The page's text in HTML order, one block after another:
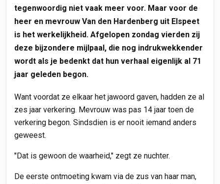
tegenwoordig niet vaak meer voor. Maar voor de
heer en mevrouw Van den Hardenberg uit Elspeet
is het werkelijkheid. Afgelopen zondag vierden zij
deze bijzondere mijlpaal, die nog indrukwekkender
wordt als je bedenkt dat hun verhaal eigenlijk al 71
jaar geleden begon.
Want voordat ze elkaar het jawoord gaven, hadden ze al
zes jaar verkering. Mevrouw was pas 14 jaar toen de
verkering begon. Sindsdien is er nooit iemand anders
geweest.
"Dat is gewoon de waarheid," zegt ze nuchter.
De eerste ontmoeting kwam via de zus van haar man,